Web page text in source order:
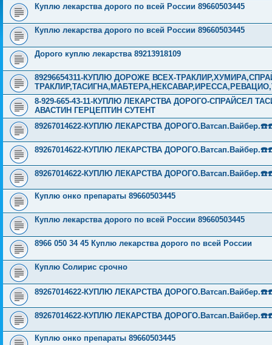
Куплю лекарства дорого по всей России 89660503445
Куплю лекарства дорого по всей России 89660503445
Дорого куплю лекарства 89213918109
89296654311-КУПЛЮ ДОРОЖЕ ВСЕХ-
8-929-665-43-11-КУПЛЮ ЛЕКАРСТВА ДОРОГО-СПРАЙСЕЛ
АВАСТИН ГЕРЦЕПТИН СУТЕНТ
89267014622-КУПЛЮ ЛЕКАРСТВА
89267014622-КУПЛЮ ЛЕКАРСТВА
89267014622-КУПЛЮ ЛЕКАРСТВА
Куплю онко препараты 89660503445
Куплю лекарства дорого по всей России 89660503445
8966 050 34 45 Куплю лекарства дорого по всей России
Куплю Солирис срочно
89267014622-КУПЛЮ ЛЕКАРСТВА
89267014622-КУПЛЮ ЛЕКАРСТВА
Куплю онко препараты 89660503445